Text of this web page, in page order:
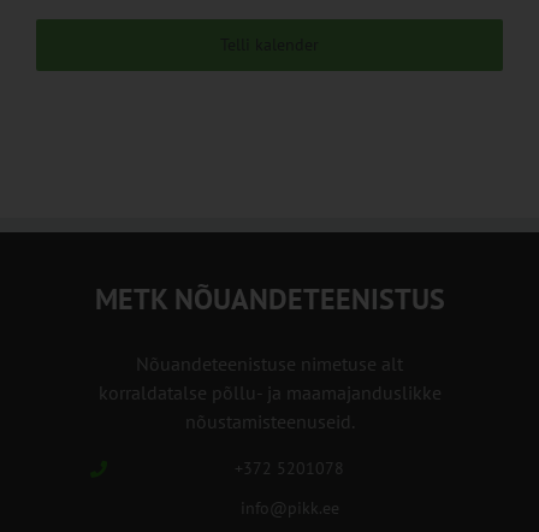
METK NÕUANDETEENISTUS
Nõuandeteenistuse nimetuse alt
korraldatalse põllu- ja maamajanduslikke
nõustamisteenuseid.
+372 5201078
info@pikk.ee